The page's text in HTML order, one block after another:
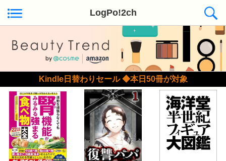
LogPo!2ch
Kindle日替わりセール ◆本日50冊が対象